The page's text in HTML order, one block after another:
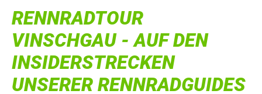
RENNRADTOUR
VINSCHGAU - AUF DEN
INSIDERSTRECKEN
UNSERER RENNRADGUIDES